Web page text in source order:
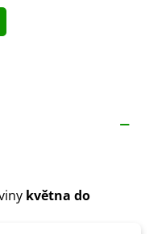
května do